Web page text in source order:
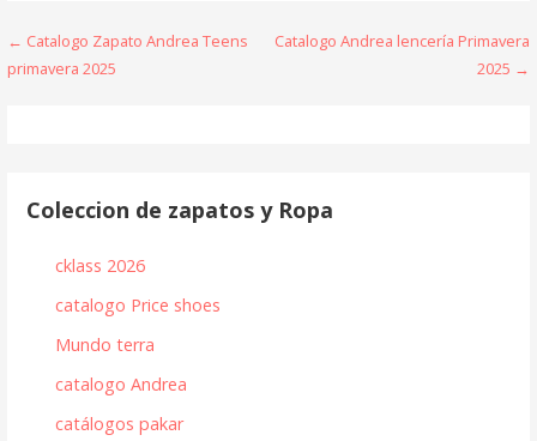
Navegación
de
← Catalogo Zapato Andrea Teens
primavera 2025
Catalogo Andrea lencería Primavera
2025 →
Coleccion de zapatos y Ropa
cklass 2026
catalogo Price shoes
Mundo terra
catalogo Andrea
catálogos pakar